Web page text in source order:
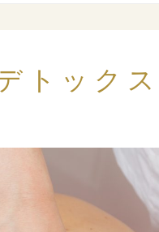
トック